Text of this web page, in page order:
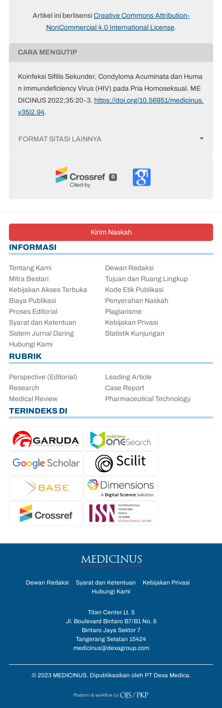
Artikel ini berlisensiCreative Commons Attribution-
NonCommercial 4.0 International License.
CARA MENGUTIP
Koinfeksi Sifilis Sekunder, Condyloma Acuminata dan Huma
n Immundeficiency Virus (HIV) pada Pria Homoseksual. ME
DICINUS 2022;35:20-3. https://doi.org/10.56951/medicinus.
v35i2.94.
FORMAT SITASI LAINNYA
0
INFORMASI
Tentang Kami
Dewan Redaksi
Mitra Bestari
Tujuan dan Ruang Lingkup
Kebijakan Akses Terbuka
Kode Etik Publikasi
Biaya Publikasi
Penyerahan Naskah
Proses Editorial
Plagiarisme
Syarat dan Ketentuan
Kebijakan Privasi
Sistem Jurnal Daring
Statistik Kunjungan
Hubungi Kami
Kirim Naskah
RUBRIK
Perspective (Editorial)
Leading Article
Research
Case Report
Medical Review
Pharmaceutical Technology
TERINDEKS DI
MEDICINUS
Dewan Redaksi Syarat dan Ketentuan
Kebijakan Privasi
Hubungi Kami
Titan Center Lt. 5
Jl. Boulevard Bintaro B7/B1 No. 5
Bintaro Jaya Sektor 7
Tangerang Selatan 15424
medicinus@dexagroup.com
© 2023 MEDICINUS. Dipublikasikan oleh PT Dexa Medica.